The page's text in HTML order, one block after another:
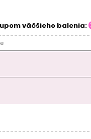
väčšieho balenia: